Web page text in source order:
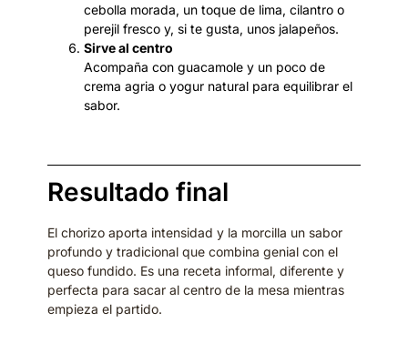
cebolla morada, un toque de lima, cilantro o
perejil fresco y, si te gusta, unos jalapeños.
Sirve al centro
Acompaña con guacamole y un poco de
crema agria o yogur natural para equilibrar el
sabor.
Resultado final
El chorizo aporta intensidad y la morcilla un sabor
profundo y tradicional que combina genial con el
queso fundido. Es una receta informal, diferente y
perfecta para sacar al centro de la mesa mientras
empieza el partido.